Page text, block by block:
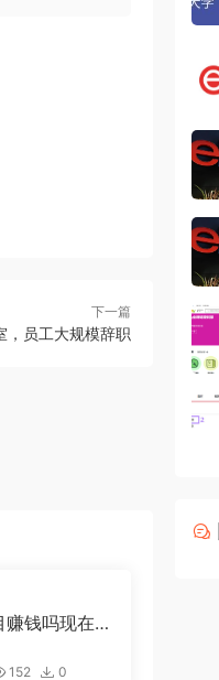
下一篇
，员工大规模辞职
钱吗现在多
152 0